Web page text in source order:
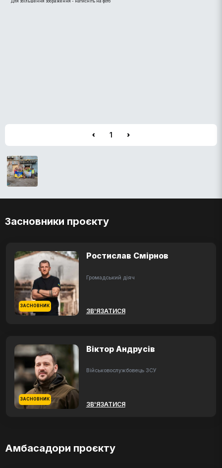
Для збільшення зображення - натисніть на фото
1
Засновники проєкту
ЗАСНОВНИК
Ростислав Смірнов
Громадський діяч
ЗВ'ЯЗАТИСЯ
ЗАСНОВНИК
Віктор Андрусів
Військовослужбовець ЗСУ
ЗВ'ЯЗАТИСЯ
Амбасадори проєкту